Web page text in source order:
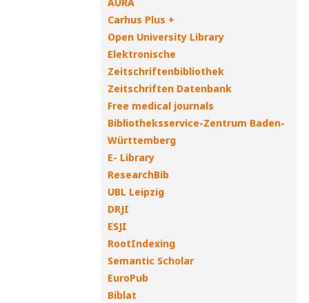
Carhus Plus +
Open University Library
Elektronische
Zeitschriftenbibliothek
Zeitschriften Datenbank
Free medical journals
Bibliotheksservice-Zentrum Baden-
Württemberg
E- Library
ResearchBib
UBL Leipzig
DRJI
ESJI
RootIndexing
Semantic Scholar
EuroPub
Biblat